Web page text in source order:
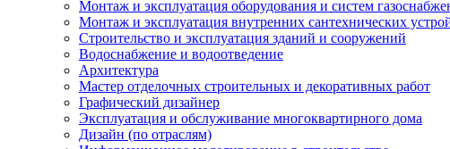
Монтаж и эксплуатация оборудования и систем
Монтаж и эксплуатация внутренних сантехнических
Строительство и эксплуатация зданий и сооружений
Водоснабжение и водоотведение
Архитектура
Мастер отделочных строительных и декоративных работ
Графический дизайнер
Эксплуатация и обслуживание многоквартирного дома
Дизайн (по отраслям)